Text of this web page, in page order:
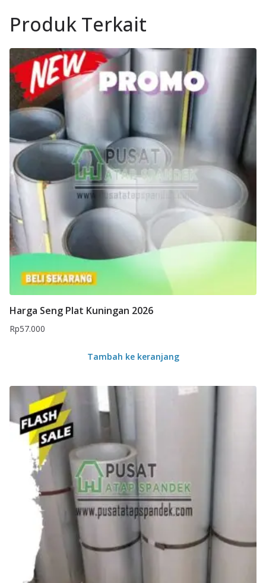
Produk Terkait
Harga Seng Plat Kuningan 2026
Rp57.000
Tambah ke keranjang